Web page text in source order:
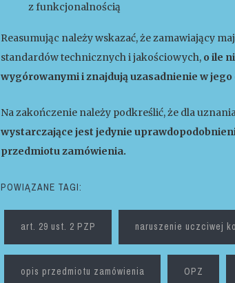
z funkcjonalnością
Reasumując należy wskazać, że zamawiający
standardów technicznych i jakościowych, o ile
wygórowanymi i znajdują uzasadnienie w
Na zakończenie należy podkreślić, że dla
wystarczające jest jedynie
przedmiotu zamówienia.
POWIĄZANE TAGI:
art. 29 ust. 2 PZP naruszenie uczciwej
opis przedmiotu zamówienia OPZ